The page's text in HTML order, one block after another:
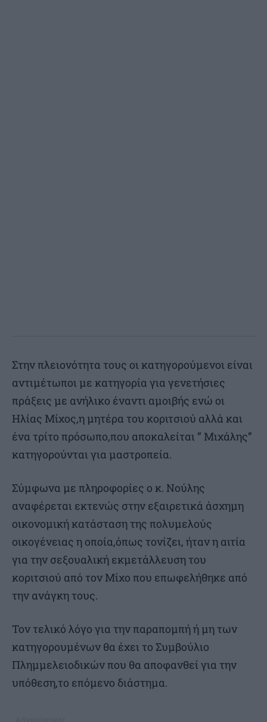
Στην πλειονότητα τους οι κατηγορούμενοι είναι
αντιμέτωποι με κατηγορία για γενετήσιες
πράξεις με ανήλικο έναντι αμοιβής ενώ οι
Ηλίας Μίχος,η μητέρα του κοριτσιού αλλά και
ένα τρίτο πρόσωπο,που αποκαλείται ” Μιχάλης”
κατηγορούνται για μαστροπεία.
Σύμφωνα με πληροφορίες ο κ. Νούλης
αναφέρεται εκτενώς στην εξαιρετικά άσχημη
οικονομική κατάσταση της πολυμελούς
οικογένειας η οποία,όπως τονίζει, ήταν η αιτία
για την σεξουαλική εκμετάλλευση του
κοριτσιού από τον Μίχο που επωφελήθηκε από
την ανάγκη τους.
Τον τελικό λόγο για την παραπομπή ή μη των
κατηγορουμένων θα έχει το Συμβούλιο
Πλημμελειοδικών που θα αποφανθεί για την
υπόθεση,το επόμενο διάστημα.